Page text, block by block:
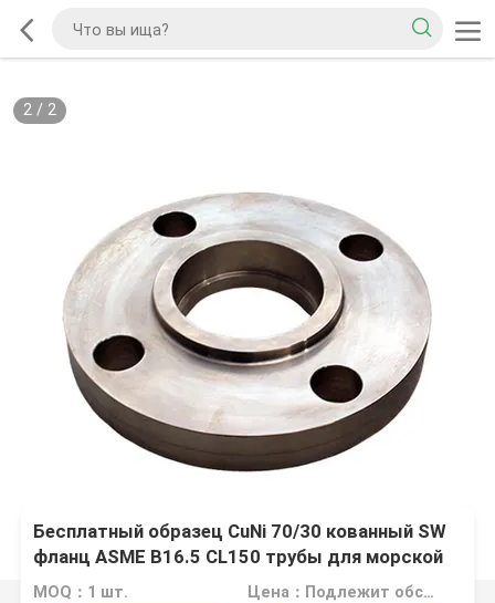
2/ 2
Бесплатный образец CuNi 70/30 кованный SW
фланц ASME B16.5 CL150 трубы для морской
воды
MOQ：1 шт. Цена：Подлежит обсуждению